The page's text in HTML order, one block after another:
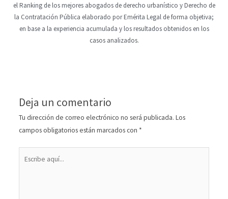
el Ranking de los mejores abogados de derecho urbanístico y Derecho de
la Contratación Pública elaborado por Emérita Legal de forma objetiva;
en base a la experiencia acumulada y los resultados obtenidos en los
casos analizados.
Deja un comentario
Tu dirección de correo electrónico no será publicada. Los
campos obligatorios están marcados con *